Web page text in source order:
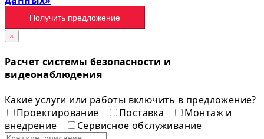
Получить предложение
×
Расчет системы безопасности и
видеонаблюдения
Какие услуги или работы включить в предложение?
Проектирование
Поставка
Монтаж и
внедрение
Сервисное обслуживание